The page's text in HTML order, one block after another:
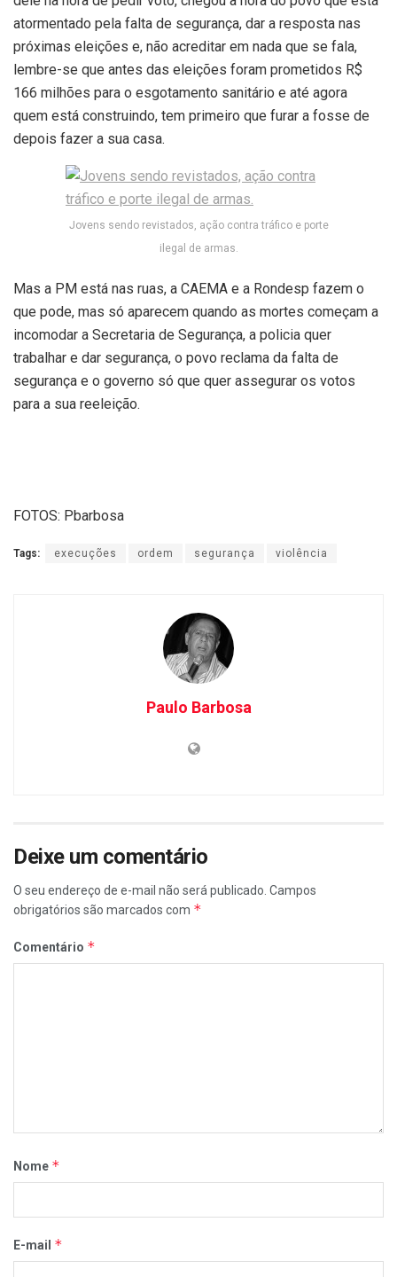
atormentado pela falta de segurança, dar a resposta nas
próximas eleições e, não acreditar em nada que se fala,
lembre-se que antes das eleições foram prometidos R$
166 milhões para o esgotamento sanitário e até agora
quem está construindo, tem primeiro que furar a fosse de
depois fazer a sua casa.
Jovens sendo revistados, ação contra tráfico e porte
ilegal de armas.
Mas a PM está nas ruas, a CAEMA e a Rondesp fazem o
que pode, mas só aparecem quando as mortes começam a
incomodar a Secretaria de Segurança, a policia quer
trabalhar e dar segurança, o povo reclama da falta de
segurança e o governo só que quer assegurar os votos
para a sua reeleição.
FOTOS: Pbarbosa
Tags: execuções ordem segurança violência
Paulo Barbosa
Deixe um comentário
O seu endereço de e-mail não será publicado. Campos
obrigatórios são marcados com *
Comentário *
Nome *
E-mail *